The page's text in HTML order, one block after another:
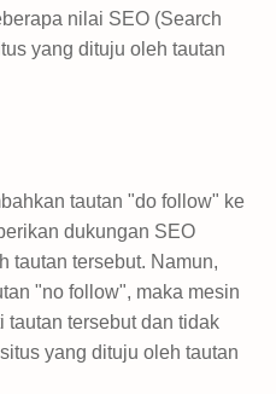
nilai SEO (Search
yang dituju oleh tautan
tautan "do follow" ke
dukungan SEO
tautan tersebut. Namun,
"no follow", maka mesin
tautan tersebut dan tidak
yang dituju oleh tautan